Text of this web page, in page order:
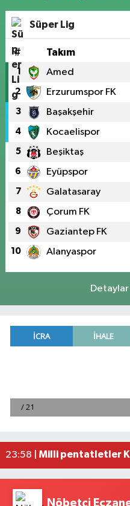
Süper Lig
# Takım
1 Amed
2 Erzurumspor FK
3 Başakşehir
4 Kocaelispor
5 Beşiktaş
6 Eyüpspor
7 Galatasaray
8 Çorum FK
9 Gaziantep FK
10 Alanyaspor
Detaylar
00:05 |
Adana'da silahlı
01:06 |
Adana'da
Nöbetçi